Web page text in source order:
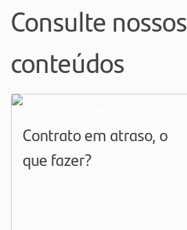
Consulte nossos
conteúdos
Contrato em atraso, o
que fazer?